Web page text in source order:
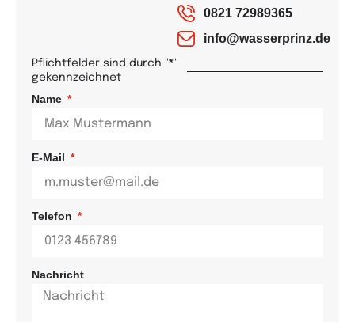
0821 72989365
info@wasserprinz.de
Pflichtfelder sind durch "*"
gekennzeichnet
Name
E-Mail
Telefon
Nachricht